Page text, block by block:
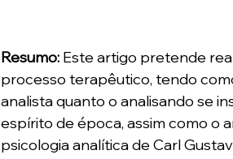
Resumo: Este artigo pretende
processo terapêutico, tendo
analista quanto o analisando se
espírito de época, assim como o
psicologia analítica de Carl